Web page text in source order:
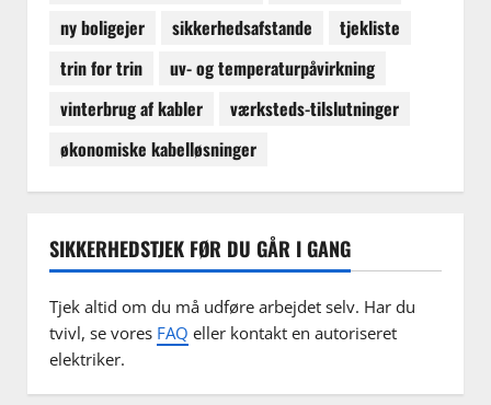
ny boligejer
sikkerhedsafstande
tjekliste
trin for trin
uv- og temperaturpåvirkning
vinterbrug af kabler
værksteds-tilslutninger
økonomiske kabelløsninger
SIKKERHEDSTJEK FØR DU GÅR I GANG
Tjek altid om du må udføre arbejdet selv. Har du
tvivl, se vores FAQ eller kontakt en autoriseret
elektriker.